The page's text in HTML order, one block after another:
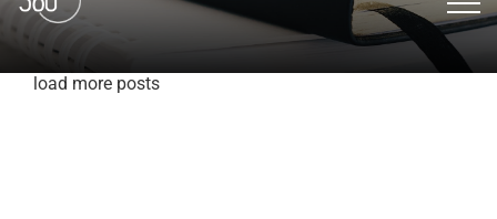
load more posts